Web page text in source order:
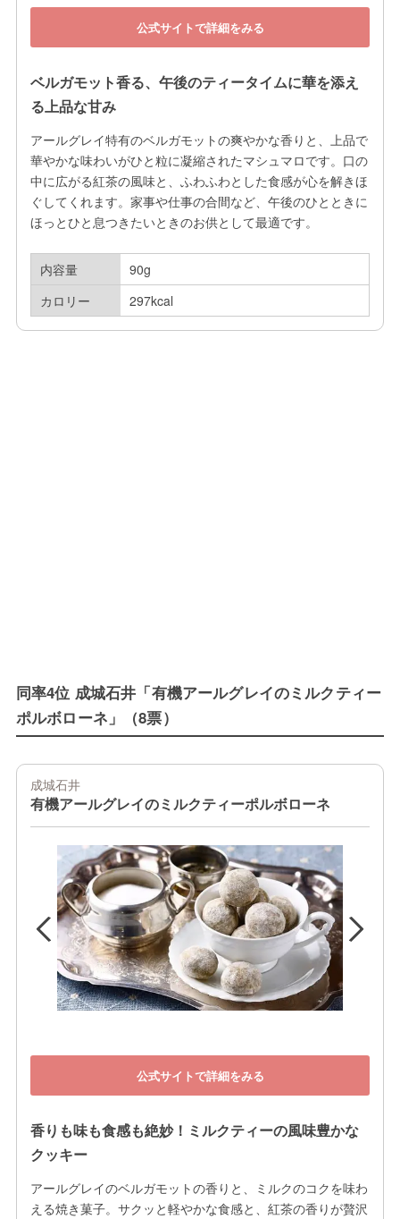
公式サイトで詳細をみる
ベルガモット香る、午後のティータイムに華を添え
る上品な甘み
アールグレイ特有のベルガモットの爽やかな香りと、上品で
華やかな味わいがひと粒に凝縮されたマシュマロです。口の
中に広がる紅茶の風味と、ふわふわとした食感が心を解きほ
ぐしてくれます。家事や仕事の合間など、午後のひとときに
ほっとひと息つきたいときのお供として最適です。
内容量
90g
カロリー
297kcal
同率4位 成城石井「有機アールグレイのミルクティー
ポルボローネ」（8票）
成城石井
有機アールグレイのミルクティーポルボローネ
公式サイトで詳細をみる
香りも味も食感も絶妙！ミルクティーの風味豊かな
クッキー
アールグレイのベルガモットの香りと、ミルクのコクを味わ
える焼き菓子。サクッと軽やかな食感と、紅茶の香りが贅沢